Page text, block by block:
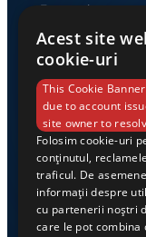
Economie
Link-uri
Despre noi
Casa de editură
Acest site
cookie-uri
This Cookie
due to account
site owner to
Folosim cookie-uri
conținutul,
traficul. De
informații despre
cu partenerii noștri
care le pot